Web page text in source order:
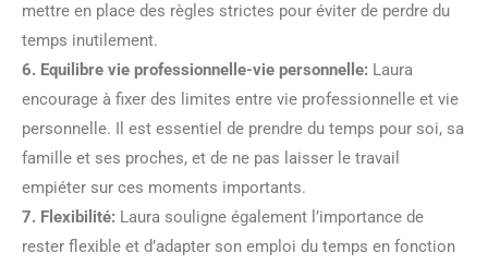
mettre en place des règles strictes pour éviter de perdre du
temps inutilement.
6. Equilibre vie professionnelle-vie personnelle: Laura
encourage à fixer des limites entre vie professionnelle et vie
personnelle. Il est essentiel de prendre du temps pour soi, sa
famille et ses proches, et de ne pas laisser le travail
empiéter sur ces moments importants.
7. Flexibilité: Laura souligne également l’importance de
rester flexible et d’adapter son emploi du temps en fonction